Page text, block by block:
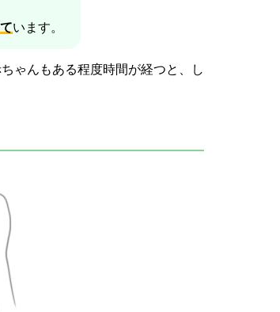
います。
ゃんもある程度時間が経つと、し